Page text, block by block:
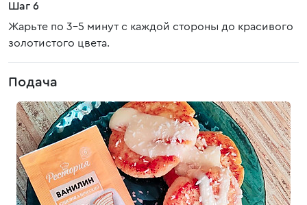
Шаг 6
Жарьте по 3-5 минут с каждой стороны до красивого
золотистого цвета.
Подача